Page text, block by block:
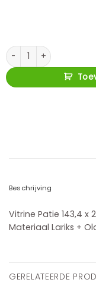
Vitrine Patie aantal
Beschrijving
Vitrine Patie 143,4 x
Materiaal Lariks +
GERELATEERDE